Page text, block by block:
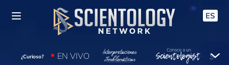
ES
¿Curioso? EN VIVO